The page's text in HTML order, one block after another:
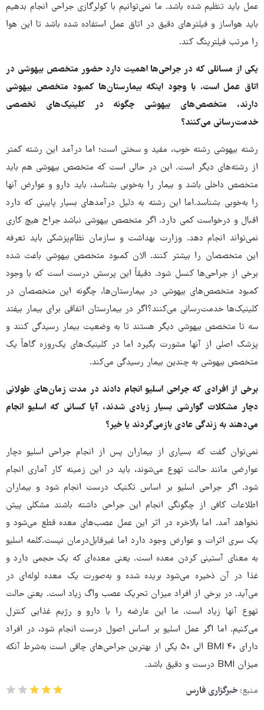
عمل باید تنظیم شده باشد. ما نمی‌توانیم با کولرگازی جراحی انجام بدهیم
باید هواساز و فیلترهای دقیق در اتاق عمل استفاده شده باشد تا این هوا
را مرتب فیلترینگ کند.
یکی از مسائلی که در جراحی‌ها اهمیت دارد حضور متخصص بیهوشی در
اتاق عمل است. با وجود اینکه بیمارستان‌ها کمبود متخصص بیهوشی
دارند، متخصص‌های بیهوشی چگونه در کلینیک‌های تخصصی
خدمت‌رسانی می‌کنند؟
رشته بیهوشی رشته خوب، مفید و سختی است؛ اما درآمد این رشته کمتر
از رشته‌های دیگر است. این در حالی است که متخصص بیهوشی هم باید
متخصص داخلی باشد و بیمار را به‌خوبی بشناسد، باید دارو و عوارض آنها
را به‌خوبی بشناسد.اما این رشته به دلیل درآمدهای بسیار پایینی که دارد
اقبال و درخواست کمی دارد. اگر متخصص بیهوشی نباشد جراح هیچ کاری
نمی‌تواند انجام دهد. وزارت بهداشت و سازمان نظام‌پزشکی باید تعرفه
این متخصصان را بیشتر کنند. الان کمبود متخصص بیهوشی باعث شده
برخی از جراحی‌ها کنسل شود. دقیقاً این پرسش درست است که با وجود
کمبود متخصص‌های بیهوشی در بیمارستان‌ها، چگونه این متخصصان در
کلینیک‌ها خدمت‌رسانی می‌کنند؟اگر در بیمارستان اتفاقی برای بیمار بیفتد
سه تا متخصص بیهوشی دیگر هستند تا به وضعیت بیمار رسیدگی کنند و
پزشک اصلی از آنها مشورت بگیرد اما در کلینیک‌های یک‌روزه گاهاً یک
متخصص بیهوشی به چندین بیمار رسیدگی می‌کند.
برخی از افرادی که جراحی اسلیو انجام دادند در مدت زمان‌های طولانی
دچار مشکلات گوارشی بسیار زیادی شدند، آیا کسانی که اسلیو انجام
می‌دهند به زندگی عادی بازمی‌گردند یا خیر؟
نمی‌توان گفت که بسیاری از بیماران پس از انجام جراحی اسلیو دچار
عوارضی مانند حالت تهوع می‌شوند، باید در این زمینه کار آماری انجام
شود. اگر جراحی اسلیو بر اساس تکنیک درست انجام شود و بیماران
اطلاعات کافی از چگونگی انجام این جراحی داشته باشند مشکلی پیش
نخواهد آمد. اما بالاخره در اثر این عمل عصب‌های معده قطع می‌شود و
یک سری اثرات و عوارض وجود دارد اما غیرقابل‌درمان نیست.کلمه اسلیو
به معنای آستینی کردن معده است. یعنی معده‌ای که یک حجمی دارد و
غذا در آن ذخیره می‌شود بریده شده و به‌صورت یک معده لوله‌ای در
می‌آید. در برخی از افراد میزان تحریک عصب واگ زیاد است. یعنی حالت
تهوع آنها زیاد است. ما این عارضه را با دارو و رژیم غذایی کنترل
می‌کنیم. اما اگر عمل اسلیو بر اساس اصول درست انجام شود، در افراد
دارای BMI ۴۰ الی ۵۰ یکی از بهترین جراحی‌های چاقی است به‌شرط آنکه
میزان BMI درست و دقیق باشد.
منبع: خبرگزاری فارس